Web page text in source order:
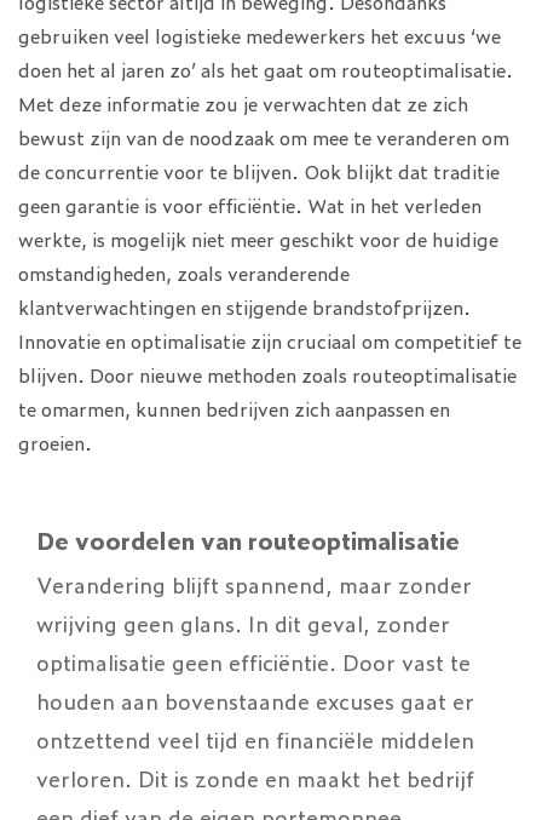
gebruiken veel logistieke medewerkers het excuus ‘we
doen het al jaren zo’ als het gaat om routeoptimalisatie.
Met deze informatie zou je verwachten dat ze zich
bewust zijn van de noodzaak om mee te veranderen om
de concurrentie voor te blijven. Ook blijkt dat traditie
geen garantie is voor efficiëntie. Wat in het verleden
werkte, is mogelijk niet meer geschikt voor de huidige
omstandigheden, zoals veranderende
klantverwachtingen en stijgende brandstofprijzen.
Innovatie en optimalisatie zijn cruciaal om competitief te
blijven. Door nieuwe methoden zoals routeoptimalisatie
te omarmen, kunnen bedrijven zich aanpassen en
groeien.
De voordelen van routeoptimalisatie
Verandering blijft spannend, maar zonder
wrijving geen glans. In dit geval, zonder
optimalisatie geen efficiëntie. Door vast te
houden aan bovenstaande excuses gaat er
ontzettend veel tijd en financiële middelen
verloren. Dit is zonde en maakt het bedrijf